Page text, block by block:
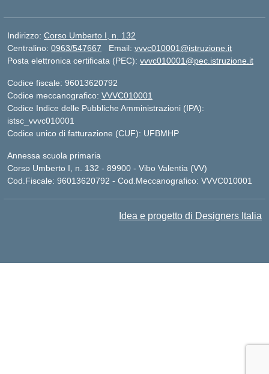
Indirizzo: Corso Umberto I, n. 132
Centralino: 0963/547667 Email: vvvc010001@istruzione.it
Posta elettronica certificata (PEC): vvvc010001@pec.istruzione.it
Codice fiscale: 96013620792
Codice meccanografico: VVVC010001
Codice Indice delle Pubbliche Amministrazioni (IPA):
istsc_vvvc010001
Codice unico di fatturazione (CUF): UFBMHP
Annessa scuola primaria
Corso Umberto I, n. 132 - 89900 - Vibo Valentia (VV)
Cod.Fiscale: 96013620792 - Cod.Meccanografico: VVVC010001
Idea e progetto di Designers Italia